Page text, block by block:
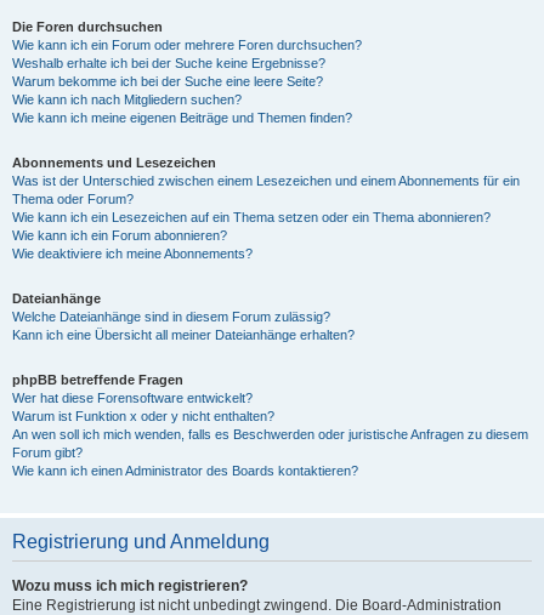
Die Foren durchsuchen
Wie kann ich ein Forum oder mehrere Foren durchsuchen?
Weshalb erhalte ich bei der Suche keine Ergebnisse?
Warum bekomme ich bei der Suche eine leere Seite?
Wie kann ich nach Mitgliedern suchen?
Wie kann ich meine eigenen Beiträge und Themen finden?
Abonnements und Lesezeichen
Was ist der Unterschied zwischen einem Lesezeichen und einem Abonnements für ein
Thema oder Forum?
Wie kann ich ein Lesezeichen auf ein Thema setzen oder ein Thema abonnieren?
Wie kann ich ein Forum abonnieren?
Wie deaktiviere ich meine Abonnements?
Dateianhänge
Welche Dateianhänge sind in diesem Forum zulässig?
Kann ich eine Übersicht all meiner Dateianhänge erhalten?
phpBB betreffende Fragen
Wer hat diese Forensoftware entwickelt?
Warum ist Funktion x oder y nicht enthalten?
An wen soll ich mich wenden, falls es Beschwerden oder juristische Anfragen zu diesem
Forum gibt?
Wie kann ich einen Administrator des Boards kontaktieren?
Registrierung und Anmeldung
Wozu muss ich mich registrieren?
Eine Registrierung ist nicht unbedingt zwingend. Die Board-Administration